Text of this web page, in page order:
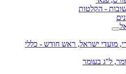
- הקלטות
מועדי ישראל, ראש חודש - כללי
ל"ג בעומר